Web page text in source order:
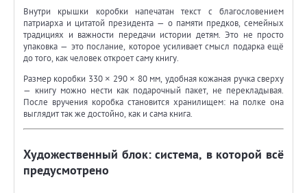
Внутри крышки коробки напечатан текст с благословением
патриарха и цитатой президента — о памяти предков, семейных
традициях и важности передачи истории детям. Это не просто
упаковка — это послание, которое усиливает смысл подарка ещё
до того, как человек откроет саму книгу.
Размер коробки 330 × 290 × 80 мм, удобная кожаная ручка сверху
— книгу можно нести как подарочный пакет, не перекладывая.
После вручения коробка становится хранилищем: на полке она
выглядит так же достойно, как и сама книга.
Художественный блок: система, в которой всё
предусмотрено